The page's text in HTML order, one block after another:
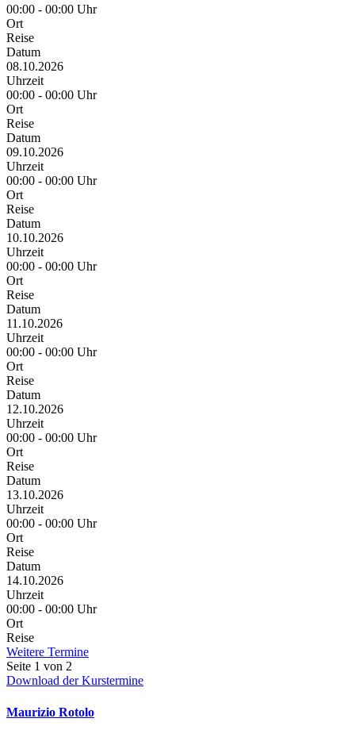
00:00 - 00:00 Uhr
Ort
Reise
Datum
08.10.2026
Uhrzeit
00:00 - 00:00 Uhr
Ort
Reise
Datum
09.10.2026
Uhrzeit
00:00 - 00:00 Uhr
Ort
Reise
Datum
10.10.2026
Uhrzeit
00:00 - 00:00 Uhr
Ort
Reise
Datum
11.10.2026
Uhrzeit
00:00 - 00:00 Uhr
Ort
Reise
Datum
12.10.2026
Uhrzeit
00:00 - 00:00 Uhr
Ort
Reise
Datum
13.10.2026
Uhrzeit
00:00 - 00:00 Uhr
Ort
Reise
Datum
14.10.2026
Uhrzeit
00:00 - 00:00 Uhr
Ort
Reise
Weitere Termine
Seite 1 von 2
Download der Kurstermine
Maurizio Rotolo